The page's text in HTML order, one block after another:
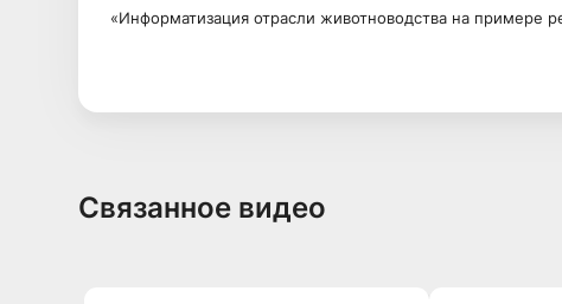
«Информатизация отрасли животноводства на
Связанное видео